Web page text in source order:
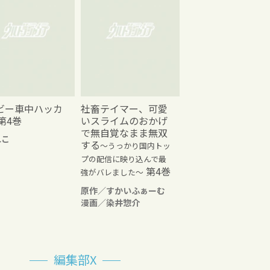
ー車中ハッカ
4巻
社畜テイマー、可愛
いスライムのおかげ
で無自覚なまま無双
する～うっかり国内トッ
プの配信に映り込んで最
強がバレました～ 第4巻
原作／すかいふぁーむ
漫画／染井惣介
編集部X